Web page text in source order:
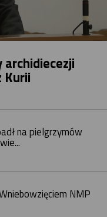
Kurii
na pielgrzymów
NMP